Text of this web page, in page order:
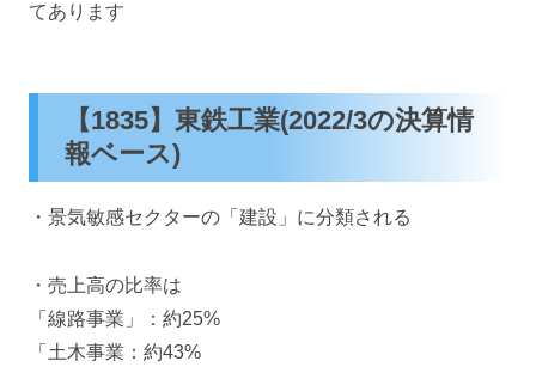
てあります
【1835】東鉄工業(2022/3の決算情
報ベース)
・景気敏感セクターの「建設」に分類される
・売上高の比率は
「線路事業」：約25%
「土木事業：約43%